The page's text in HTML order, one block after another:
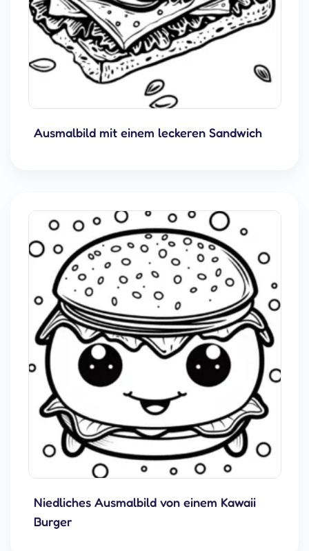
Ausmalbild mit einem leckeren Sandwich
Niedliches Ausmalbild von einem Kawaii
Burger